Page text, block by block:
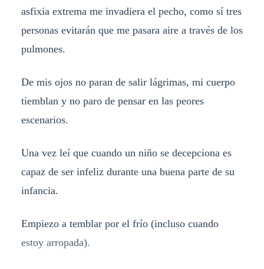
asfixia extrema me invadiera el pecho, como sí tres
personas evitarán que me pasara aire a través de los
pulmones.
De mis ojos no paran de salir lágrimas, mi cuerpo
tiemblan y no paro de pensar en las peores
escenarios.
Una vez leí que cuando un niño se decepciona es
capaz de ser infeliz durante una buena parte de su
infancia.
Empiezo a temblar por el frío (incluso cuando
estoy arropada).